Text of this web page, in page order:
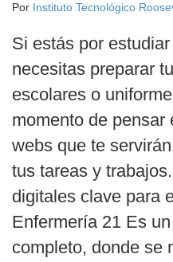
Por Instituto Tecnológico
Si estás por
necesitas preparar
escolares o
momento de pensar
webs que te
tus tareas y
digitales clave para
Enfermería 21 Es
completo, donde se